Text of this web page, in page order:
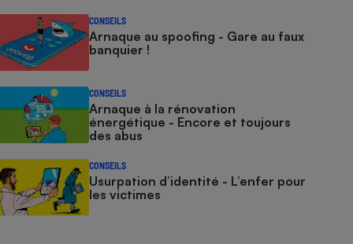
CONSEILS
Arnaque au spoofing - Gare au faux
banquier !
CONSEILS
Arnaque à la rénovation
énergétique - Encore et toujours
des abus
CONSEILS
Usurpation d’identité - L’enfer pour
les victimes